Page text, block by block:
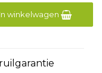
In winkelwagen